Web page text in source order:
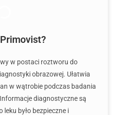
w postaci roztworu do
obrazowej. Ułatwia
w wątrobie podczas badania
diagnostyczne są
leku było bezpieczne i